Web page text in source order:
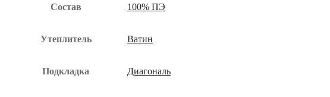
Состав 100% ПЭ
Утеплитель Ватин
Подкладка Диагональ